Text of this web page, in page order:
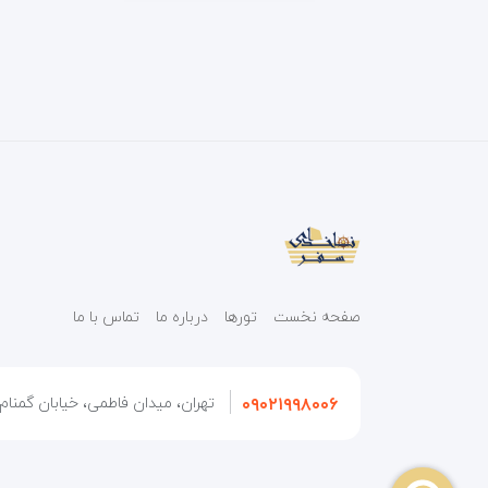
صفحه نخست تورها درباره ما تماس با ما
۰۹۰۲۱۹۹۸۰۰۶ تهران، میدان فاطمی، خیابان گمنام،